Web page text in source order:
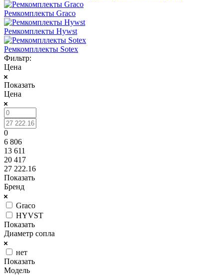
Ремкомплекты Graco
Ремкомплекты Hywst
Ремкомпллекты Sotex
Фильтр:
Цена
Показать
Цена
0
6 806
13 611
20 417
27 222.16
Показать
Бренд
Graco
HYVST
Показать
Диаметр сопла
нет
Показать
Модель